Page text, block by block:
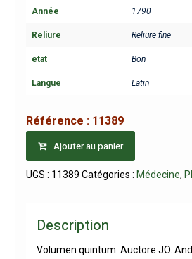
Année 1790
Reliure Reliure fine
etat Bon
Langue Latin
Référence : 11389
Ajouter au panier
UGS : 11389 Catégories : Médecine,
Description
Volumen quintum. Auctore JO.